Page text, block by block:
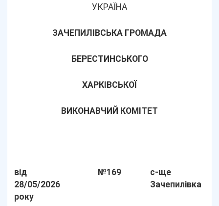
УКРАЇНА
ЗАЧЕПИЛІВСЬКА ГРОМАДА
БЕРЕСТИНСЬКОГО
ХАРКІВСЬКОЇ
ВИКОНАВЧИЙ КОМІТЕТ
від
28/05/2026
року
№169
с-ще
Зачепилівка